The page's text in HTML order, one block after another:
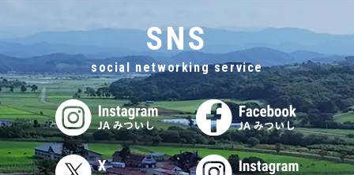
SNS
social networking service